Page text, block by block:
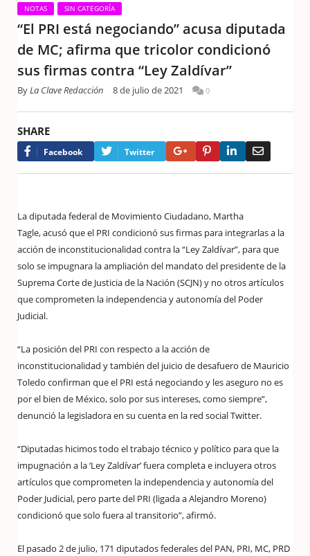
NOTAS SIN CATEGORÍA
“El PRI está negociando” acusa diputada
de MC; afirma que tricolor condicionó
sus firmas contra “Ley Zaldívar”
ByLa Clave Redacción 8 de julio de 2021 0
SHARE
Facebook Twitter Google+PinterestLinkedIn
La diputada federal de Movimiento Ciudadano, Martha
Tagle, acusó que el PRI condicionó sus firmas para integrarlas a la
acción de inconstitucionalidad contra la “Ley Zaldívar”, para que
solo se impugnara la ampliación del mandato del presidente de la
Suprema Corte de Justicia de la Nación (SCJN) y no otros artículos
que comprometen la independencia y autonomía del Poder
Judicial.
“La posición del PRI con respecto a la acción de
inconstitucionalidad y también del juicio de desafuero de Mauricio
Toledo confirman que el PRI está negociando y les aseguro no es
por el bien de México, solo por sus intereses, como siempre”,
denunció la legisladora en su cuenta en la red social Twitter.
“Diputadas hicimos todo el trabajo técnico y político para que la
impugnación a la ‘Ley Zaldívar’ fuera completa e incluyera otros
artículos que comprometen la independencia y autonomía del
Poder Judicial, pero parte del PRI (ligada a Alejandro Moreno)
condicionó que solo fuera al transitorio”, afirmó.
El pasado 2 de julio, 171 diputados federales del PAN, PRI, MC, PRD